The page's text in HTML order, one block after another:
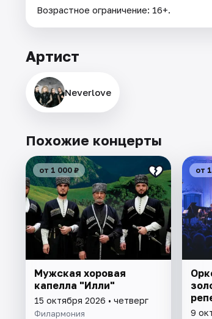
Возрастное ограничение: 16+.
Артист
Neverlove
Похожие концерты
от 1 000 ₽
Мужская хоровая
капелла "Илли"
15 октября 2026 • четверг
Филармония
от
9